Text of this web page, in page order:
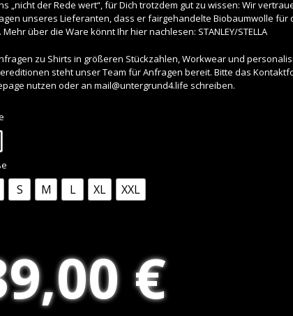
„nicht der Rede wert“, für Dich trotzdem gut zu wissen: Wir
unseres Lieferanten, dass er fairgehandelte Biobaumwolle für
Mehr über die Ware könnt Ihr hier nachlesen: STANLEY/STELLA
zu Shirts in größeren Stückzahlen, Workwear und
steht unser Team für Anfragen bereit. Bitte das
nutzen oder an mail@untergrund4.life schreiben.
S M L XL XXL
€